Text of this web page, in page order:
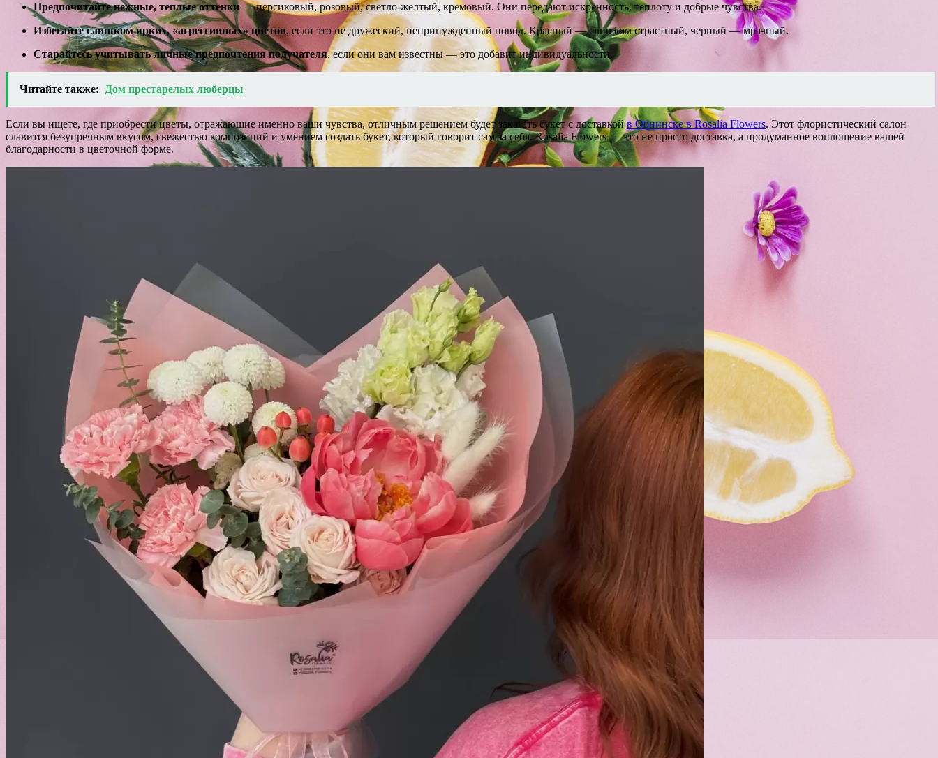
Предпочитайте нежные, теплые оттенки — персиковый, розовый, светло-желтый, кремовый. Они передают искренность, теплоту и добрые чувства.
Избегайте слишком ярких, «агрессивных» цветов, если это не дружеский, непринужденный повод. Красный — слишком страстный, черный — мрачный.
Старайтесь учитывать личные предпочтения получателя, если они вам известны — это добавит индивидуальности.
Читайте также: Дом престарелых люберцы
Если вы ищете, где приобрести цветы, отражающие именно ваши чувства, отличным решением будет заказать букет с доставкой в Обнинске в Rosalia Flowers. Этот флористический салон
славится безупречным вкусом, свежестью композиций и умением создать букет, который говорит сам за себя. Rosalia Flowers — это не просто доставка, а продуманное воплощение вашей
благодарности в цветочной форме.